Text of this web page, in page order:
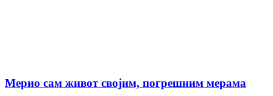
Мерио сам живот својим, погрешним мерама